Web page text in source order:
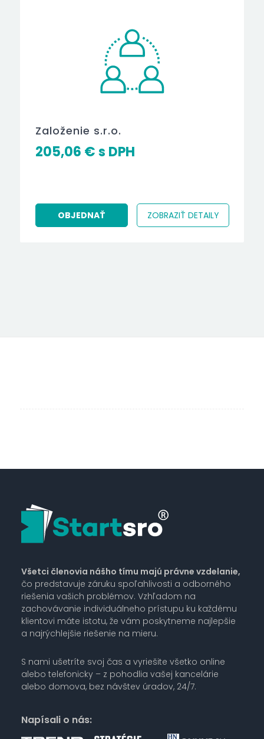
Založenie s.r.o.
205,06 €
OBJEDNAŤ ZOBRAZIŤ DETAILY
Všetci členovia nášho tímu majú právne vzdelanie,
čo predstavuje záruku spoľahlivosti a odborného
riešenia vašich problémov. Vzhľadom na
zachovávanie individuálneho prístupu ku každému
klientovi máte istotu, že vám poskytneme najlepšie
a najrýchlejšie riešenie na mieru.
S nami ušetríte svoj čas a vyriešite všetko online
alebo telefonicky – z pohodlia vašej kancelárie
alebo domova, bez návštev úradov, 24/7.
Napísali o nás: